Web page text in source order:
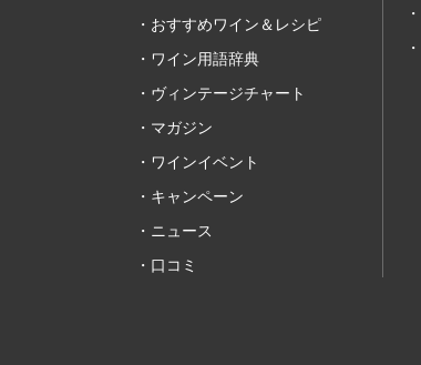
おすすめワイン＆レシピ
ワイン用語辞典
ヴィンテージチャート
マガジン
ワインイベント
キャンペーン
ニュース
口コミ